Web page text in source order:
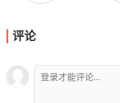
评论